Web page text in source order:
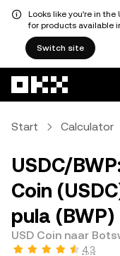
Looks like you're in
for products available
Switch site
Start Calculator
USDC/
Coin
pula (BWP)
USD Coin naar
4,3